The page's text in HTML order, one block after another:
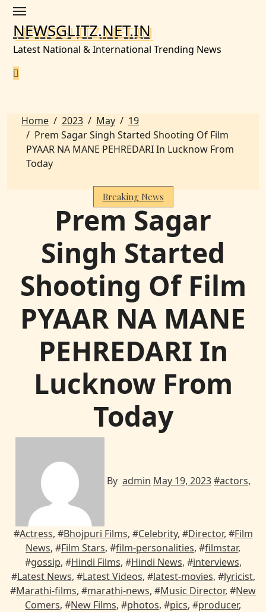
Skip
content
NEWSGLITZ.NET.IN
Latest National & International Trending News
Home 2023 May
19
Prem Sagar Singh Started Shooting Of Film
PYAAR NA MANE PEHREDARI In Lucknow From
Today
Breaking News
Prem Sagar
Singh Started
Shooting Of Film
PYAAR NA MANE
PEHREDARI In
Lucknow From
Today
By admin May 19, 2023#actors,
#Actress, #Bhojpuri Films, #Celebrity, #Director, #Film
News, #Film Stars, #film-personalities, #filmstar,
#gossip, #Hindi Films, #Hindi News, #interviews,
#Latest News, #Latest Videos, #latest-movies, #lyricist,
#Marathi-films, #marathi-news, #Music Director, #New
Comers, #New Films, #photos, #pics, #producer,